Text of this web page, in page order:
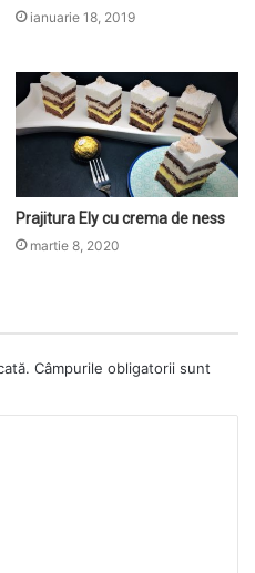
ianuarie 18, 2019
Prajitura Ely cu crema de ness
martie 8, 2020
Câmpurile obligatorii sunt